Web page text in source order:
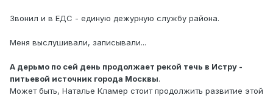
Звонил и в ЕДС - единую дежурную службу района.
Меня выслушивали, записывали...
А дерьмо по сей день продолжает рекой течь в Истру -
питьевой источник города Москвы.
Может быть, Наталье Кламер стоит продолжить развитие этой